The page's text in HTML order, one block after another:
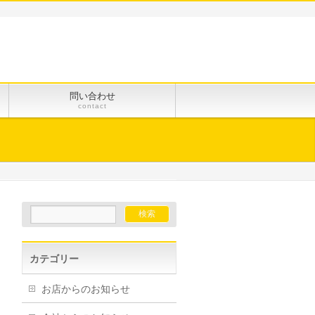
問い合わせ
contact
カテゴリー
お店からのお知らせ